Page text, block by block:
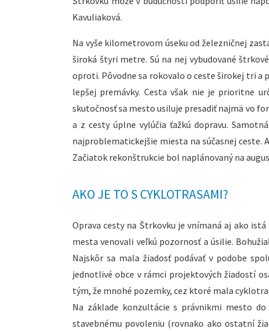
Kavuliaková.
Na vyše kilometrovom úseku od železničnej
široká štyri metre. Sú na nej vybudované
oproti. Pôvodne sa rokovalo o ceste širokej tri
lepšej premávky. Cesta však nie je prioritne
skutočnosť sa mesto usiluje presadiť najmä vo
a z cesty úplne vylúčia ťažkú dopravu.
najproblematickejšie miesta na súčasnej ceste.
Začiatok rekonštrukcie bol naplánovaný na
AKO JE TO S CYKLOTRASAMI?
Oprava cesty na Štrkovku je vnímaná aj ako
mesta venovali veľkú pozornosť a úsilie.
Najskôr sa mala žiadosť podávať v podobe
jednotlivé obce v rámci projektových žiadostí
tým, že mnohé pozemky, cez ktoré mala
Na základe konzultácie s právnikmi mesto
stavebnému povoleniu (rovnako ako ostatní